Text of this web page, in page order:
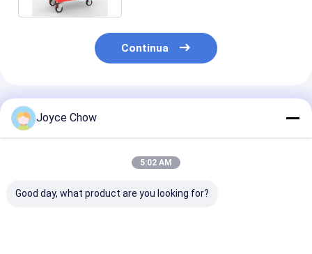
Continua
Prodotti Raccomandati
Joyce Chow
5:02 AM
Good day, what product are you looking for?